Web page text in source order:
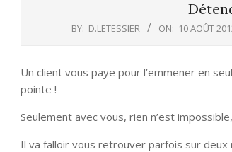
BY: D.LETESSIER ON: 10 AOÛT
Un client vous paye pour l’emmener en
pointe !
Seulement avec vous, rien n’est
Il va falloir vous retrouver parfois sur